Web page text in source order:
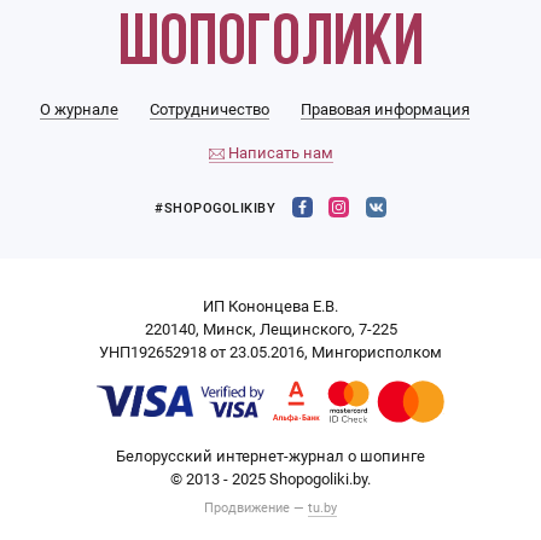
О журнале Сотрудничество Правовая информация
Написать нам
#SHOPOGOLIKIBY
ИП Кононцева Е.В.
220140, Минск, Лещинского, 7-225
УНП192652918 от 23.05.2016, Мингорисполком
Белорусский интернет-журнал о шопинге
© 2013 - 2025 Shopogoliki.by.
Продвижение — tu.by